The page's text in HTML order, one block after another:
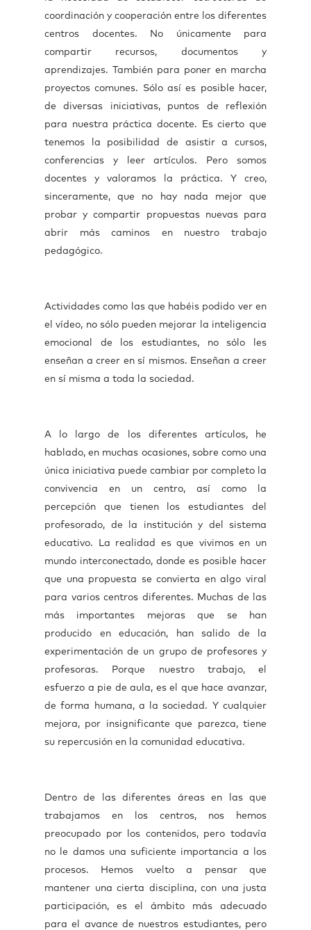
coordinación y cooperación entre los diferentes
centros docentes. No únicamente para
compartir recursos, documentos y
aprendizajes. También para poner en marcha
proyectos comunes. Sólo así es posible hacer,
de diversas iniciativas, puntos de reflexión
para nuestra práctica docente. Es cierto que
tenemos la posibilidad de asistir a cursos,
conferencias y leer artículos. Pero somos
docentes y valoramos la práctica. Y creo,
sinceramente, que no hay nada mejor que
probar y compartir propuestas nuevas para
abrir más caminos en nuestro trabajo
pedagógico.
Actividades como las que habéis podido ver en
el vídeo, no sólo pueden mejorar la inteligencia
emocional de los estudiantes, no sólo les
enseñan a creer en sí mismos. Enseñan a creer
en sí misma a toda la sociedad.
A lo largo de los diferentes artículos, he
hablado, en muchas ocasiones, sobre como una
única iniciativa puede cambiar por completo la
convivencia en un centro, así como la
percepción que tienen los estudiantes del
profesorado, de la institución y del sistema
educativo. La realidad es que vivimos en un
mundo interconectado, donde es posible hacer
que una propuesta se convierta en algo viral
para varios centros diferentes. Muchas de las
más importantes mejoras que se han
producido en educación, han salido de la
experimentación de un grupo de profesores y
profesoras. Porque nuestro trabajo, el
esfuerzo a pie de aula, es el que hace avanzar,
de forma humana, a la sociedad. Y cualquier
mejora, por insignificante que parezca, tiene
su repercusión en la comunidad educativa.
Dentro de las diferentes áreas en las que
trabajamos en los centros, nos hemos
preocupado por los contenidos, pero todavía
no le damos una suficiente importancia a los
procesos. Hemos vuelto a pensar que
mantener una cierta disciplina, con una justa
participación, es el ámbito más adecuado
para el avance de nuestros estudiantes, pero